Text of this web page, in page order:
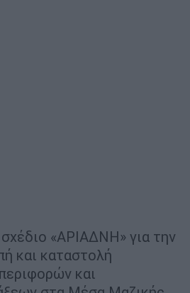
«ΑΡΙΑΔΝΗ» για την
και καταστολή
και